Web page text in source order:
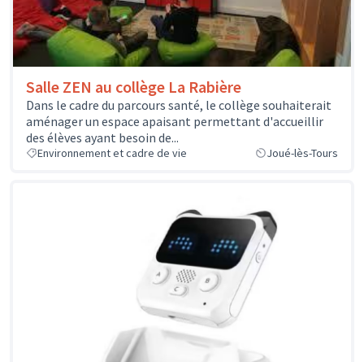
Salle ZEN au collège La Rabière
Dans le cadre du parcours santé, le collège souhaiterait
aménager un espace apaisant permettant d'accueillir
des élèves ayant besoin de...
Environnement et cadre de vie Joué-lès-Tours